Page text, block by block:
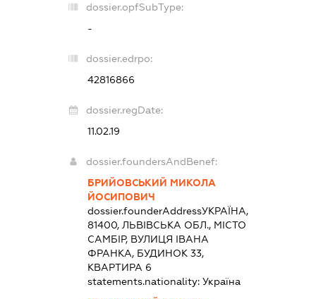
dossier.opfSubType:
-
dossier.edrpo:
42816866
dossier.regDate:
11.02.19
dossier.foundersAndBenef:
БРИЙОВСЬКИЙ МИКОЛА
ЙОСИПОВИЧ
dossier.founderAddressУКРАЇНА,
81400, ЛЬВІВСЬКА ОБЛ., МІСТО
САМБІР, ВУЛИЦЯ ІВАНА
ФРАНКА, БУДИНОК 33,
КВАРТИРА 6
statements.nationality: Україна